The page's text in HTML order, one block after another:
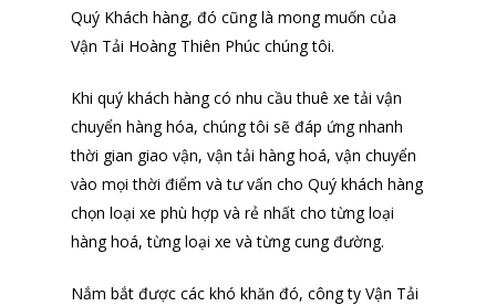
Quý Khách hàng, đó cũng là mong muốn của
Vận Tải Hoàng Thiên Phúc chúng tôi.
Khi quý khách hàng có nhu cầu thuê xe tải vận
chuyển hàng hóa, chúng tôi sẽ đáp ứng nhanh
thời gian giao vận, vận tải hàng hoá, vận chuyển
vào mọi thời điểm và tư vấn cho Quý khách hàng
chọn loại xe phù hợp và rẻ nhất cho từng loại
hàng hoá, từng loại xe và từng cung đường.
Nắm bắt được các khó khăn đó, công ty Vận Tải